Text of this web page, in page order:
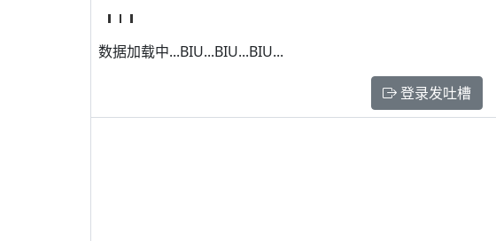
数据加载中...BIU...BIU...BIU...
登录发吐槽